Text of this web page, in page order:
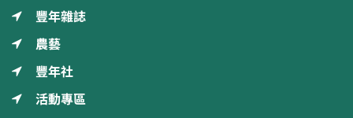
豐年雜誌
農藝
豐年社
活動專區